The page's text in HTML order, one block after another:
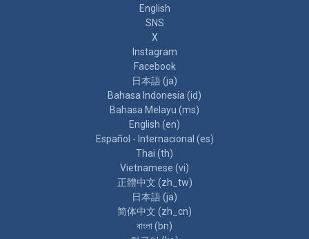
English
SNS
X
Instagram
Facebook
日本語 ‎(ja)‎
Bahasa Indonesia ‎(id)‎
Bahasa Melayu ‎(ms)‎
English ‎(en)‎
Español - Internacional ‎(es)‎
Thai ‎(th)‎
Vietnamese ‎(vi)‎
正體中文 ‎(zh_tw)‎
日本語 ‎(ja)‎
简体中文 ‎(zh_cn)‎
বাংলা ‎(bn)‎